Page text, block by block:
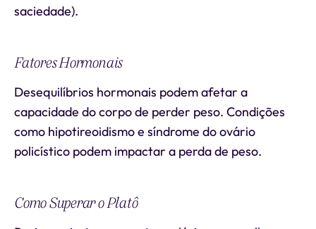
saciedade).
Fatores Hormonais
Desequilíbrios hormonais podem afetar a
capacidade do corpo de perder peso. Condições
como hipotireoidismo e síndrome do ovário
policístico podem impactar a perda de peso.
Como Superar o Platô